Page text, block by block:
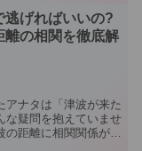
逃げればいいの?
離の相関を徹底解
アナタは「津波が来た
な疑問を抱えていませ
距離に相関関係があ